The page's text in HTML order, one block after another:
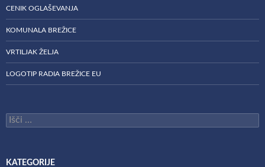
CENIK OGLAŠEVANJA
KOMUNALA BREŽICE
VRTILJAK ŽELJA
LOGOTIP RADIA BREŽICE EU
Išči:
KATEGORIJE